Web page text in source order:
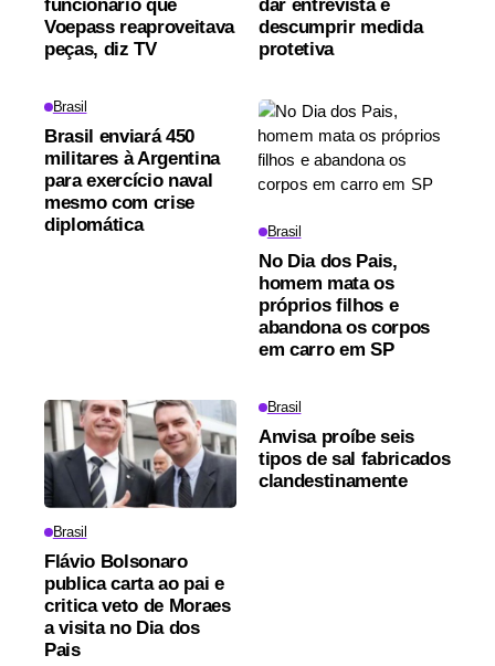
funcionário que
Voepass reaproveitava
peças, diz TV
dar entrevista e
descumprir medida
protetiva
Brasil
Brasil enviará 450
militares à Argentina
para exercício naval
mesmo com crise
diplomática
Brasil
No Dia dos Pais,
homem mata os
próprios filhos e
abandona os corpos
em carro em SP
Brasil
Flávio Bolsonaro
publica carta ao pai e
critica veto de Moraes
a visita no Dia dos
Pais
Brasil
Anvisa proíbe seis
tipos de sal fabricados
clandestinamente